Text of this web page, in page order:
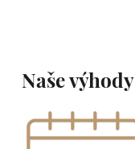
Naše výhody